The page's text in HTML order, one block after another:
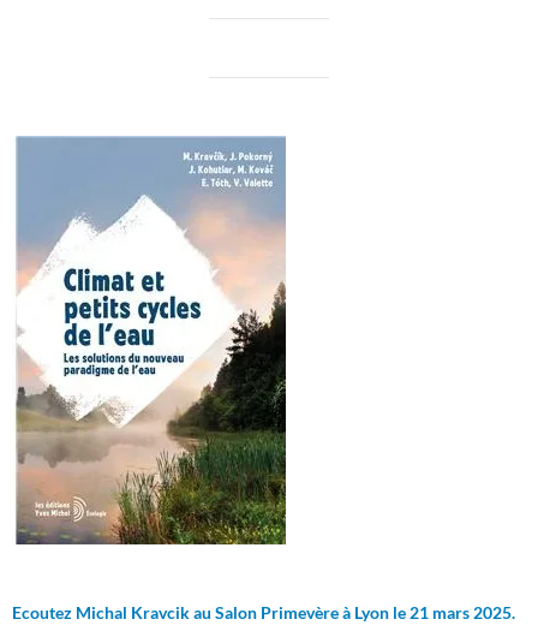
Ecoutez Michal Kravcik au Salon Primevère à Lyon le 21 mars 2025.